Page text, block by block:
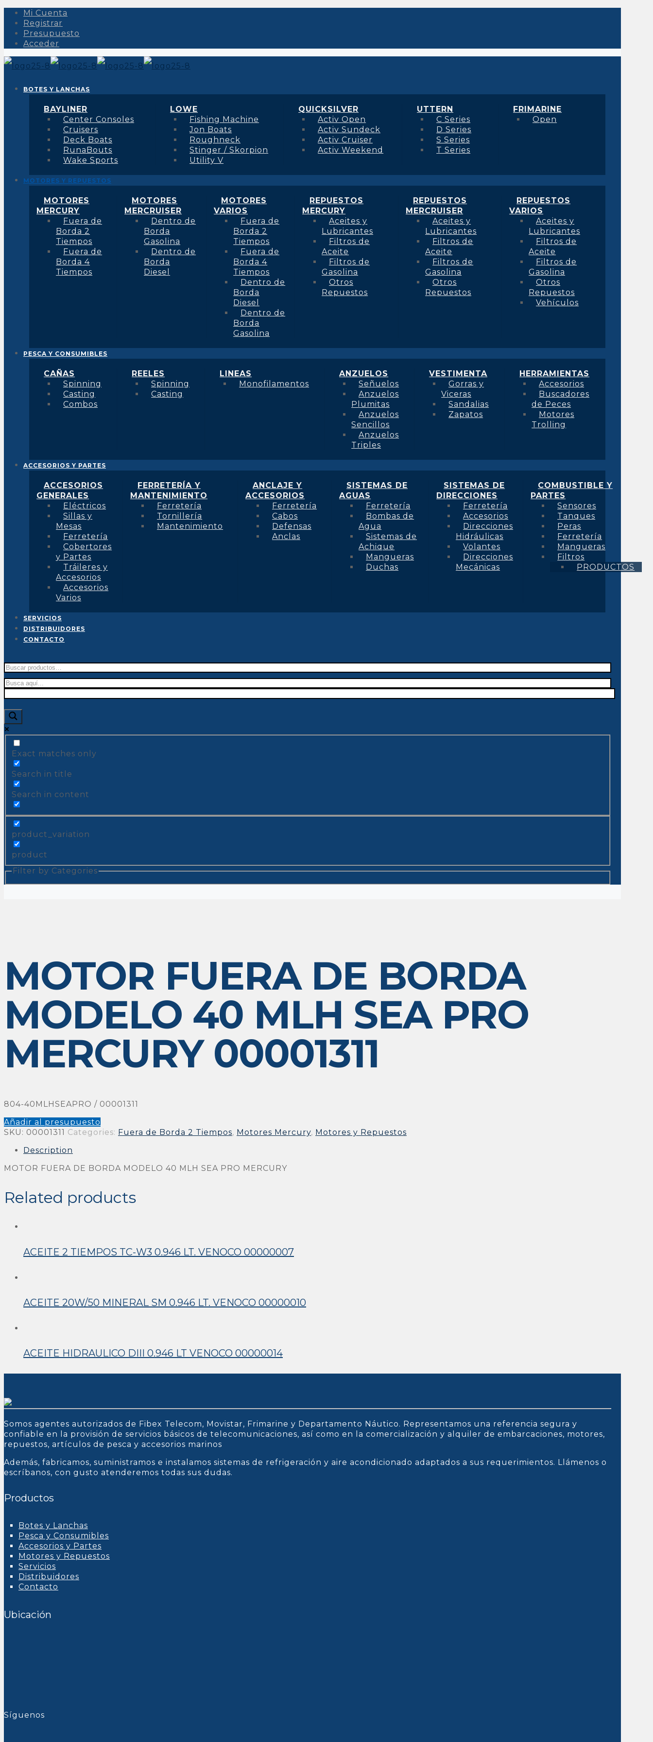
Mi Cuenta
Registrar
Presupuesto
Acceder
BOTES Y LANCHAS
BAYLINER
Center Consoles
Cruisers
Deck Boats
RunaBouts
Wake Sports
LOWE
Fishing Machine
Jon Boats
Roughneck
Stinger / Skorpion
Utility V
QUICKSILVER
Activ Open
Activ Sundeck
Activ Cruiser
Activ Weekend
UTTERN
C Series
D Series
S Series
T Series
FRIMARINE
Open
MOTORES Y REPUESTOS
MOTORES
MERCURY
Fuera de
Borda 2
Tiempos
Fuera de
Borda 4
Tiempos
MOTORES
MERCRUISER
Dentro de
Borda
Gasolina
Dentro de
Borda
Diesel
MOTORES
VARIOS
Fuera de
Borda 2
Tiempos
Fuera de
Borda 4
Tiempos
Dentro de
Borda
Diesel
Dentro de
Borda
Gasolina
REPUESTOS
MERCURY
Aceites y
Lubricantes
Filtros de
Aceite
Filtros de
Gasolina
Otros
Repuestos
REPUESTOS
MERCRUISER
Aceites y
Lubricantes
Filtros de
Aceite
Filtros de
Gasolina
Otros
Repuestos
REPUESTOS
VARIOS
Aceites y
Lubricantes
Filtros de
Aceite
Filtros de
Gasolina
Otros
Repuestos
Vehículos
PESCA Y CONSUMIBLES
CAÑAS
Spinning
Casting
Combos
REELES
Spinning
Casting
LINEAS
Monofilamentos
ANZUELOS
Señuelos
Anzuelos
Plumitas
Anzuelos
Sencillos
Anzuelos
Triples
VESTIMENTA
Gorras y
Viceras
Sandalias
Zapatos
HERRAMIENTAS
Accesorios
Buscadores
de Peces
Motores
Trolling
ACCESORIOS Y PARTES
ACCESORIOS
GENERALES
Eléctricos
Sillas y
Mesas
Ferretería
Cobertores
y Partes
Tráileres y
Accesorios
Accesorios
Varios
FERRETERÍA Y
MANTENIMIENTO
Ferretería
Tornillería
Mantenimiento
ANCLAJE Y
ACCESORIOS
Ferretería
Cabos
Defensas
Anclas
SISTEMAS DE
AGUAS
Ferretería
Bombas de
Agua
Sistemas de
Achique
Mangueras
Duchas
SISTEMAS DE
DIRECCIONES
Ferretería
Accesorios
Direcciones
Hidráulicas
Volantes
Direcciones
Mecánicas
COMBUSTIBLE Y
PARTES
Sensores
Tanques
Peras
Ferretería
Mangueras
Filtros
PRODUCTOS
SERVICIOS
DISTRIBUIDORES
CONTACTO
Buscar
por:
Exact matches only
Search in title
Search in content
product_variation
product
Filter by Categories
MOTOR FUERA DE BORDA
MODELO 40 MLH SEA PRO
MERCURY 00001311
804-40MLHSEAPRO / 00001311
Añadir al presupuesto
SKU: 00001311 Categories: Fuera de Borda 2 Tiempos, Motores Mercury, Motores y Repuestos
Description
MOTOR FUERA DE BORDA MODELO 40 MLH SEA PRO MERCURY
Related products
ACEITE 2 TIEMPOS TC-W3 0.946 LT. VENOCO 00000007
ACEITE 20W/50 MINERAL SM 0.946 LT. VENOCO 00000010
ACEITE HIDRAULICO DIII 0.946 LT VENOCO 00000014
Somos agentes autorizados de Fibex Telecom, Movistar, Frimarine y Departamento Náutico. Representamos una referencia segura y
confiable en la provisión de servicios básicos de telecomunicaciones, así como en la comercialización y alquiler de embarcaciones, motores,
repuestos, artículos de pesca y accesorios marinos
Además, fabricamos, suministramos e instalamos sistemas de refrigeración y aire acondicionado adaptados a sus requerimientos. Llámenos o
escríbanos, con gusto atenderemos todas sus dudas.
Productos
Botes y Lanchas
Pesca y Consumibles
Accesorios y Partes
Motores y Repuestos
Servicios
Distribuidores
Contacto
Ubicación
Síguenos